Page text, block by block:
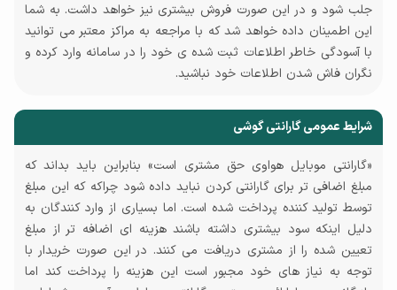
جلب شود و در این صورت فروش بیشتری نیز خواهد داشت. به شما
این اطمینان داده خواهد شد که با مراجعه به مراکز معتبر می توانید
با آسودگی خاطر اطلاعات ثبت شده ی خود را در سامانه وارد کرده و
نگران فاش شدن اطلاعات خود نباشید.
شرایط عمومی گارانتی گوشی
«گارانتی موبایل هواوی حق مشتری است» بنابراین باید بداند که
مبلغ اضافی تر برای گارانتی کردن نباید داده شود چراکه که این مبلغ
توسط تولید کننده پرداخت شده است. اما بسیاری از وارد کنندگان به
دلیل اینکه سود بیشتری داشته باشند هزینه ای اضافه تر از مبلغ
تعیین شده را از مشتری دریافت می کنند. در این صورت خریدار با
توجه به نیاز های خود مجبور است این هزینه را پرداخت کند اما